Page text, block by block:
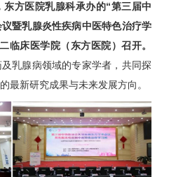
东方医院乳腺科承办的“第三届中
暨乳腺炎性疾病中医特色治疗学
临床医学院（东方医院）召开。
乳腺病领域的专家学者，共同探
最新研究成果与未来发展方向。